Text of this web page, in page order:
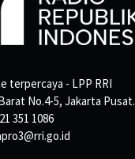
terpercaya - LPP RRI
No.4-5, Jakarta Pusat.
351 1086